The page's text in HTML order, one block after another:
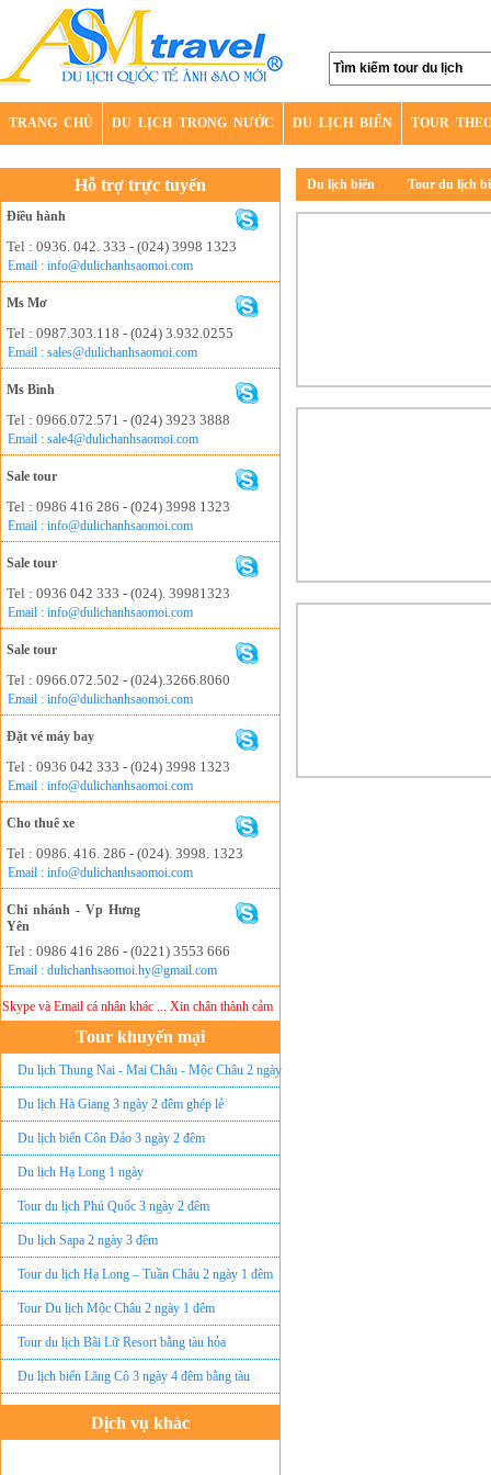
TRANG CHỦ DU LỊCH TRONG NƯỚC DU LỊCH BIỂN TOUR
Hỗ trợ trực tuyến
Điều hành
Tel : 0936. 042. 333 - (024) 3998 1323
Email : info@dulichanhsaomoi.com
Ms Mơ
Tel : 0987.303.118 - (024) 3.932.0255
Email : sales@dulichanhsaomoi.com
Ms Bình
Tel : 0966.072.571 - (024) 3923 3888
Email : sale4@dulichanhsaomoi.com
Sale tour
Tel : 0986 416 286 - (024) 3998 1323
Email : info@dulichanhsaomoi.com
Sale tour
Tel : 0936 042 333 - (024). 39981323
Email : info@dulichanhsaomoi.com
Sale tour
Tel : 0966.072.502 - (024).3266.8060
Email : info@dulichanhsaomoi.com
Đặt vé máy bay
Tel : 0936 042 333 - (024) 3998 1323
Email : info@dulichanhsaomoi.com
Cho thuê xe
Tel : 0986. 416. 286 - (024). 3998. 1323
Email : info@dulichanhsaomoi.com
Chi nhánh - Vp Hưng
Yên
Tel : 0986 416 286 - (0221) 3553 666
Email : dulichanhsaomoi.hy@gmail.com
và Email cá nhân khác ... Xin chân thành cảm ơn!
Tour khuyến mại
Du lịch Thung Nai - Mai Châu - Mộc Châu 2 ngày
ghép lẻ
Du lịch Hà Giang 3 ngày 2 đêm ghép lẻ
Du lịch biển Côn Đảo 3 ngày 2 đêm
Du lịch Hạ Long 1 ngày
Tour du lịch Phú Quốc 3 ngày 2 đêm
Du lịch Sapa 2 ngày 3 đêm
Tour du lịch Hạ Long – Tuần Châu 2 ngày 1 đêm
Tour Du lịch Mộc Châu 2 ngày 1 đêm
Tour du lịch Bãi Lữ Resort bằng tàu hỏa
Du lịch biển Lăng Cô 3 ngày 4 đêm bằng tàu
Dịch vụ khác
Đặt vé máy bay giá rẻ
Du lịch biển Tour du lịch